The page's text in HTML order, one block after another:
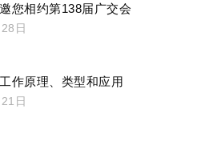
您相约第138届广交会
日
作原理、类型和应用
日